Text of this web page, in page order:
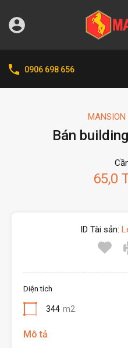
0906 698 656
MANSION
Bán
65,0
ID Tài sản:
Diện tích
344 m2
Mô tả